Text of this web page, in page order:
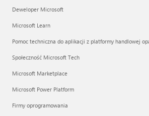
Deweloper Microsoft
Microsoft Learn
Pomoc techniczna do aplikacji z platformy handlowej
Społeczność Microsoft Tech
Microsoft Marketplace
Microsoft Power Platform
Firmy oprogramowania